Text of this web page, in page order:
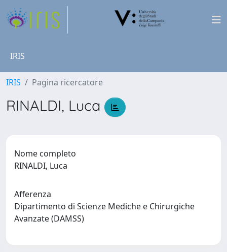
IRIS
IRIS Pagina ricercatore
RINALDI, Luca
Nome completo
RINALDI, Luca
Afferenza
Dipartimento di Scienze Mediche e Chirurgiche
Avanzate (DAMSS)